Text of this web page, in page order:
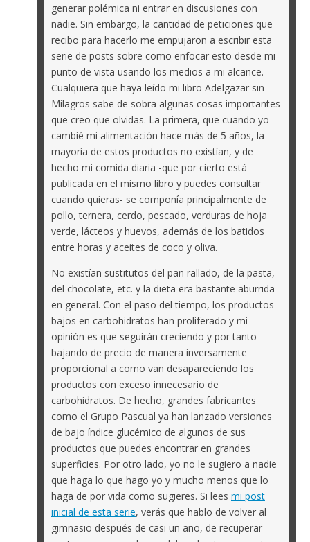
generar polémica ni entrar en discusiones con
nadie. Sin embargo, la cantidad de peticiones que
recibo para hacerlo me empujaron a escribir esta
serie de posts sobre como enfocar esto desde mi
punto de vista usando los medios a mi alcance.
Cualquiera que haya leído mi libro Adelgazar sin
Milagros sabe de sobra algunas cosas importantes
que creo que olvidas. La primera, que cuando yo
cambié mi alimentación hace más de 5 años, la
mayoría de estos productos no existían, y de
hecho mi comida diaria -que por cierto está
publicada en el mismo libro y puedes consultar
cuando quieras- se componía principalmente de
pollo, ternera, cerdo, pescado, verduras de hoja
verde, lácteos y huevos, además de los batidos
entre horas y aceites de coco y oliva.
No existían sustitutos del pan rallado, de la pasta,
del chocolate, etc. y la dieta era bastante aburrida
en general. Con el paso del tiempo, los productos
bajos en carbohidratos han proliferado y mi
opinión es que seguirán creciendo y por tanto
bajando de precio de manera inversamente
proporcional a como van desapareciendo los
productos con exceso innecesario de
carbohidratos. De hecho, grandes fabricantes
como el Grupo Pascual ya han lanzado versiones
de bajo índice glucémico de algunos de sus
productos que puedes encontrar en grandes
superficies. Por otro lado, yo no le sugiero a nadie
que haga lo que hago yo y mucho menos que lo
haga de por vida como sugieres. Si lees mi post
inicial de esta serie, verás que hablo de volver al
gimnasio después de casi un año, de recuperar